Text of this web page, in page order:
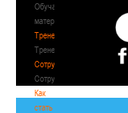
Обучающие
материалы
Тренерам
Тренерам
Сотрудничество
Сотрудничество
Как
стать